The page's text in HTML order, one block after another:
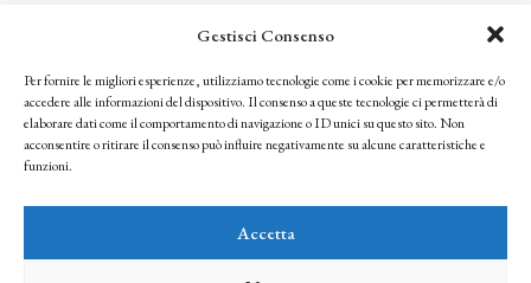
Gestisci Consenso
Per fornire le migliori esperienze, utilizziamo tecnologie come i cookie per memorizzare e/o
accedere alle informazioni del dispositivo. Il consenso a queste tecnologie ci permetterà di
elaborare dati come il comportamento di navigazione o ID unici su questo sito. Non
acconsentire o ritirare il consenso può influire negativamente su alcune caratteristiche e
funzioni.
Accetta
ISCRIVITI
Facendo clic per iscriverti, riconosci che le tue informazioni saranno trattate
seguendo la nostra Privacy Policy
© 2025 Istituto Matteucci. All right reserved
l’autorizzazione scritta dei proprietari dei diritti e dell’Istituto Matteucci